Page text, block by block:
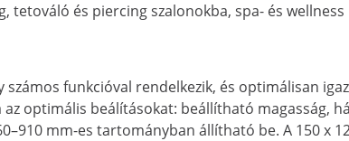
és piercing szalonokba, spa- és
funkcióval rendelkezik, és optimálisan
optimális beálításokat: beállítható magasság,
mm-es tartományban állítható be. A 150 x